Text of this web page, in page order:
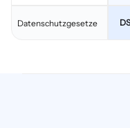
Datenschutzgesetze